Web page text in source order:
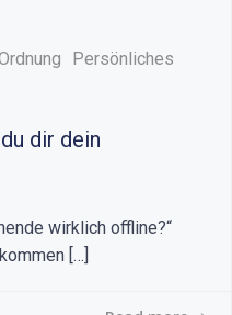
Persönliches
dir dein
wirklich offline?“
[…]